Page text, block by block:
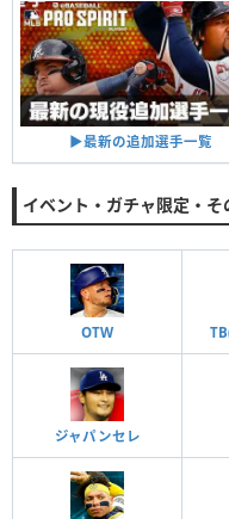
▶︎最新の追加選手一覧
イベント・ガチャ限定・そ
OTW
ジャパンセレ